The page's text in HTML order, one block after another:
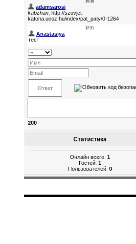
200
Статистика
Онлайн всего: 1
Гостей: 1
Пользователей: 0